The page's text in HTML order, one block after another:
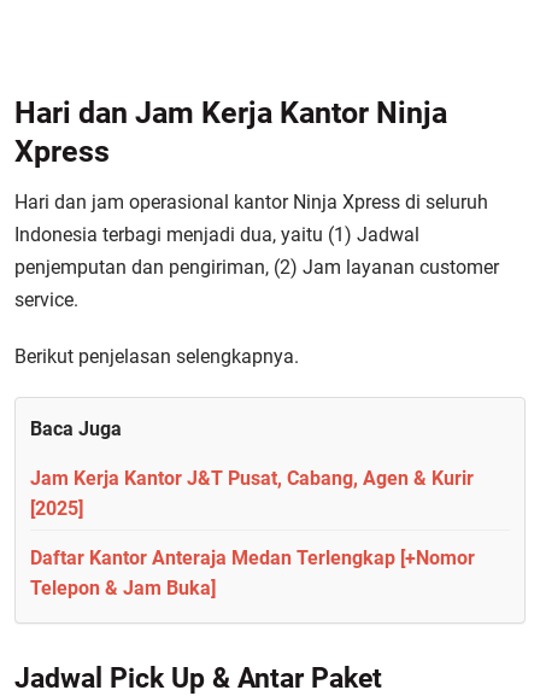
Hari dan Jam Kerja Kantor Ninja
Xpress
Hari dan jam operasional kantor Ninja Xpress di seluruh
Indonesia terbagi menjadi dua, yaitu (1) Jadwal
penjemputan dan pengiriman, (2) Jam layanan customer
service.
Berikut penjelasan selengkapnya.
Baca Juga
Jam Kerja Kantor J&T Pusat, Cabang, Agen & Kurir
[2025]
Daftar Kantor Anteraja Medan Terlengkap [+Nomor
Telepon & Jam Buka]
Jadwal Pick Up & Antar Paket